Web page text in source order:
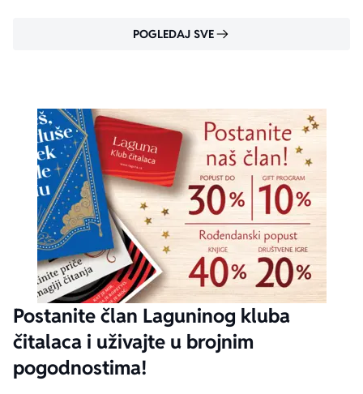
POGLEDAJ SVE
Postanite član Laguninog kluba
čitalaca i uživajte u brojnim
pogodnostima!